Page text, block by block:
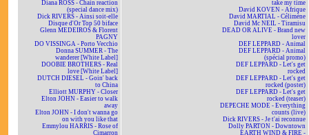
Diana ROSS - Chain reaction
(special dance mix)
Dick RIVERS - Ainsi soit-elle
Disque d'Or Top 50 biface
Glenn MEDEIROS & Florent
PAGNY
DO VISSINGA - Porto Vecchio
Donna SUMMER - The
wanderer [White Label]
DOOBIE BROTHERS - Real
love [White Label]
DUTCH DIESEL - Goin' back
to China
Elliott MURPHY - Closer
Elton JOHN - Easier to walk
away
Elton JOHN - I don't wanna go
on with you like that
Emmylou HARRIS - Rose of
Cimarron
take my time
David KOVEN - Afrique
David MARTIAL - Célimène
David Mc NEIL - Tiramisu
DEAD OR ALIVE - Brand new
lover
DEF LEPPARD - Animal
DEF LEPPARD - Animal
(spécial promo)
DEF LEPPARD - Let's get
rocked
DEF LEPPARD - Let's get
rocked (poster)
DEF LEPPARD - Let's get
rocked (teaser)
DEPECHE MODE - Everything
counts (live)
Dick RIVERS - Je t'ai reconnue
Dolly PARTON - Downtown
EARTH WIND & FIRE -